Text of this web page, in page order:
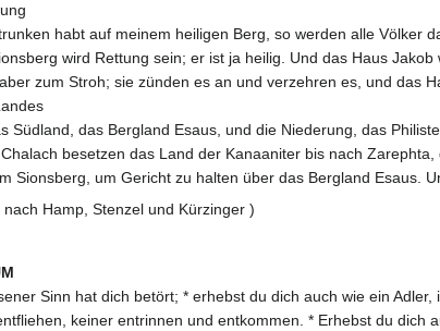
habt auf meinem heiligen Berg, so werden alle Völker
wird Rettung sein; er ist ja heilig. Und das Haus
zum Stroh; sie zünden es an und verzehren es, und das
Südland, das Bergland Esaus, und die Niederung, das
besetzen das Land der Kanaaniter bis nach
Sionsberg, um Gericht zu halten über das Bergland Esaus.
Hamp, Stenzel und Kürzinger )
Sinn hat dich betört; * erhebst du dich auch wie ein Adler,
keiner entrinnen und entkommen. * Erhebst du dich